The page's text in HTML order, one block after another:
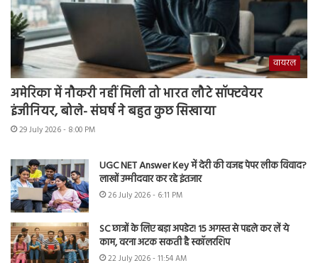
वायरल
अमेरिका में नौकरी नहीं मिली तो भारत लौटे सॉफ्टवेयर
इंजीनियर, बोले- संघर्ष ने बहुत कुछ सिखाया
29 July 2026 - 8:00 PM
UGC NET Answer Key में देरी की वजह पेपर लीक विवाद?
लाखों उम्मीदवार कर रहे इंतजार
26 July 2026 - 6:11 PM
SC छात्रों के लिए बड़ा अपडेट! 15 अगस्त से पहले कर लें ये
काम, वरना अटक सकती है स्कॉलरशिप
22 July 2026 - 11:54 AM